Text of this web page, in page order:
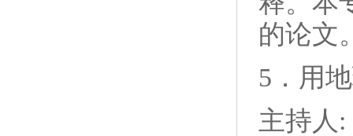
的论文
5．用
主持人: